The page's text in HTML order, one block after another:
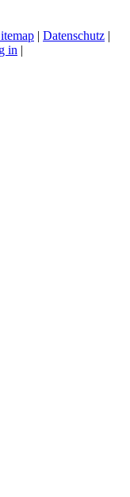
| Datenschutz |
in |